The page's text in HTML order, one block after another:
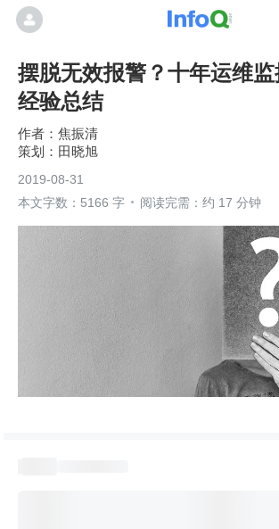
摆脱无效报警？十年运维
经验总结
焦振清
田晓旭
2019-08-31
本文字数：5166 字
阅读完需：约 17 分钟